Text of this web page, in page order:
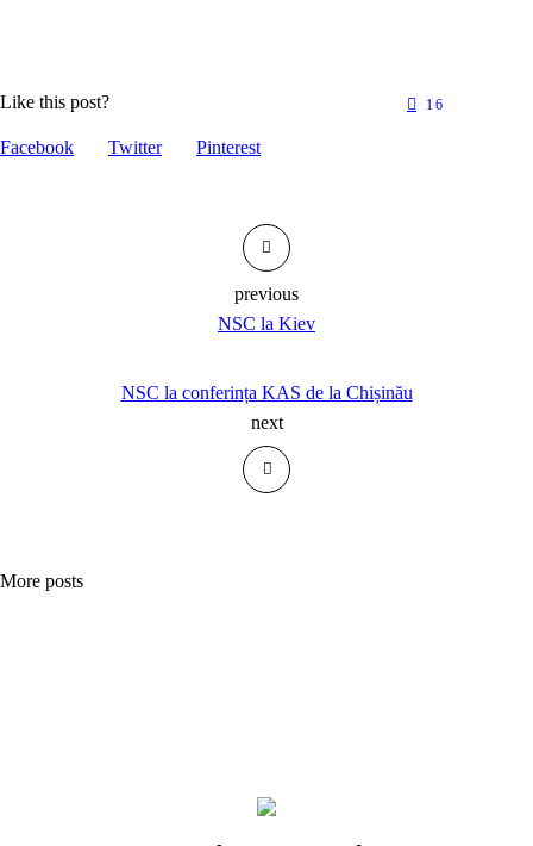
Like this post?
Facebook Twitter Pinterest
16
NSC la Kiev
previous
NSC la conferința KAS de la Chișinău
next
More posts